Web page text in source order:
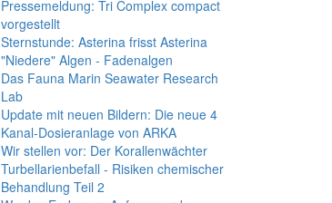
Pressemeldung: Tri Complex compact
vorgestellt
Sternstunde: Asterina frisst Asterina
"Niedere" Algen - Fadenalgen
Das Fauna Marin Seawater Research
Lab
Update mit neuen Bildern: Die neue 4
Kanal-Dosieranlage von ARKA
Wir stellen vor: Der Korallenwächter
Turbellarienbefall - Risiken chemischer
Behandlung Teil 2